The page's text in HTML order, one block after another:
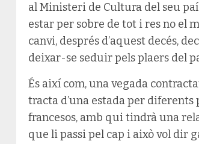
al Ministeri de Cultura del seu
estar per sobre de tot i res no el
canvi, després d’aquest decés,
deixar-se seduir pels plaers del
És així com, una vegada
tracta d’una estada per diferents
francesos, amb qui tindrà una
que li passi pel cap i això vol dir